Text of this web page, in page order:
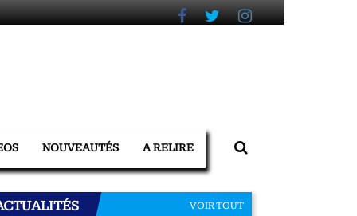
NOUVEAUTÉS A RELIRE
VOIR TOUT